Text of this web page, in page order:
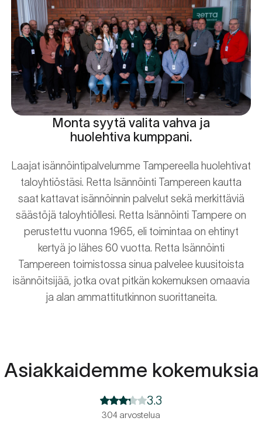
Monta syytä valita vahva ja
huolehtiva kumppani.
Laajat isännöintipalvelumme Tampereella huolehtivat
taloyhtiöstäsi. Retta Isännöinti Tampereen kautta
saat kattavat isännöinnin palvelut sekä merkittäviä
säästöjä taloyhtiöllesi. Retta Isännöinti Tampere on
perustettu vuonna 1965, eli toimintaa on ehtinyt
kertyä jo lähes 60 vuotta. Retta Isännöinti
Tampereen toimistossa sinua palvelee kuusitoista
isännöitsijää, jotka ovat pitkän kokemuksen omaavia
ja alan ammattitutkinnon suorittaneita.
Asiakkaidemme kokemuksia
3.3
304 arvostelua